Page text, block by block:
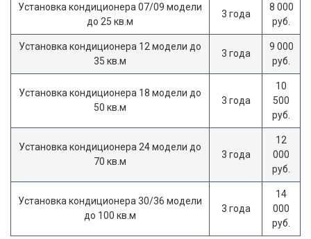
Установка кондиционера 07/09 модели
до 25 кв.м
3 года
8 000
руб.
Установка кондиционера 12 модели до
35 кв.м
3 года
9 000
руб.
Установка кондиционера 18 модели до
50 кв.м
3 года
10
500
руб.
Установка кондиционера 24 модели до
70 кв.м
3 года
12
000
руб.
Установка кондиционера 30/36 модели
до 100 кв.м
3 года
14
000
руб.